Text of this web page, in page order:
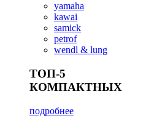
yamaha
kawai
samick
petrof
wendl & lung
ТОП-5
КОМПАКТНЫХ
подробнее